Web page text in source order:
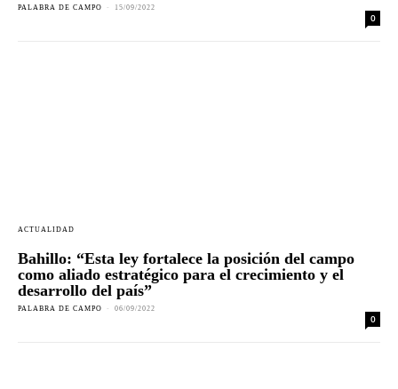
PALABRA DE CAMPO - 15/09/2022
0
ACTUALIDAD
Bahillo: “Esta ley fortalece la posición del campo
como aliado estratégico para el crecimiento y el
desarrollo del país”
PALABRA DE CAMPO - 06/09/2022
0